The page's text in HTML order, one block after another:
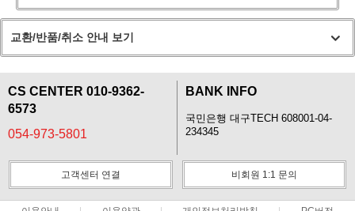
교환/반품/취소 안내 보기
CS CENTER 010-9362-
6573
054-973-5801
BANK INFO
국민은행 대구TECH 608001-04-
234345
고객센터 연결 비회원 1:1 문의